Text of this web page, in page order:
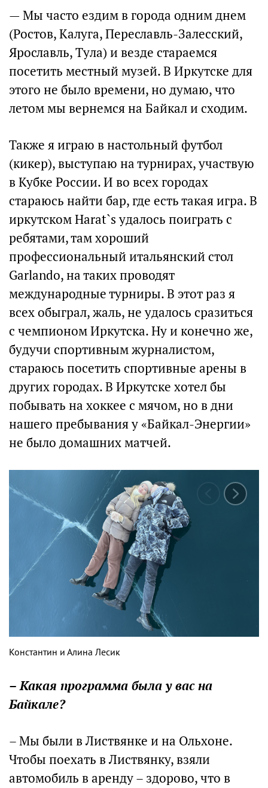
— Мы часто ездим в города одним днем
(Ростов, Калуга, Переславль-Залесский,
Ярославль, Тула) и везде стараемся
посетить местный музей. В Иркутске для
этого не было времени, но думаю, что
летом мы вернемся на Байкал и сходим.
Также я играю в настольный футбол
(кикер), выступаю на турнирах, участвую
в Кубке России. И во всех городах
стараюсь найти бар, где есть такая игра. В
иркутском Harat`s удалось поиграть с
ребятами, там хороший
профессиональный итальянский стол
Garlando, на таких проводят
международные турниры. В этот раз я
всех обыграл, жаль, не удалось сразиться
с чемпионом Иркутска. Ну и конечно же,
будучи спортивным журналистом,
стараюсь посетить спортивные арены в
других городах. В Иркутске хотел бы
побывать на хоккее с мячом, но в дни
нашего пребывания у «Байкал-Энергии»
не было домашних матчей.
Константин и Алина Лесик
– Какая программа была у вас на
Байкале?
– Мы были в Листвянке и на Ольхоне.
Чтобы поехать в Листвянку, взяли
автомобиль в аренду – здорово, что в